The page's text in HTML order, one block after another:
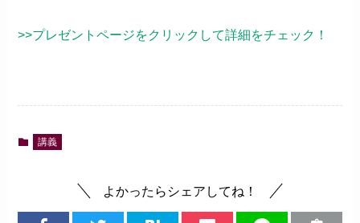
>>プレゼントページをクリックして詳細をチェック！
講義
よかったらシェアしてね！